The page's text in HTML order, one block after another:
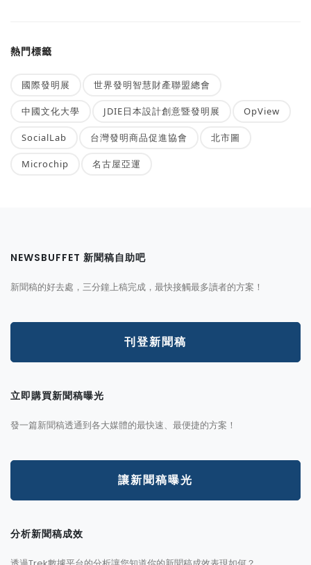
熱門標籤
國際發明展 世界發明智慧財產聯盟總會
中國文化大學 JDIE日本設計創意暨發明展 OpView
SocialLab 台灣發明商品促進協會 北市圖
Microchip 名古屋亞運
NEWSBUFFET 新聞稿自助吧
新聞稿的好去處，三分鐘上稿完成，最快接觸最多讀者的方案！
刊登新聞稿
立即購買新聞稿曝光
發一篇新聞稿透通到各大媒體的最快速、最便捷的方案！
讓新聞稿曝光
分析新聞稿成效